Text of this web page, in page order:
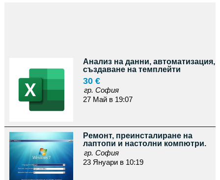
Анализ на данни, автоматизация,
създаване на темплейти
30 €
гр. София
27 Май в 19:07
Ремонт, преинсталиране на
лаптопи и настолни компютри.
гр. София
23 Януари в 10:19